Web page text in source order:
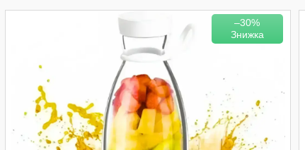
–30%